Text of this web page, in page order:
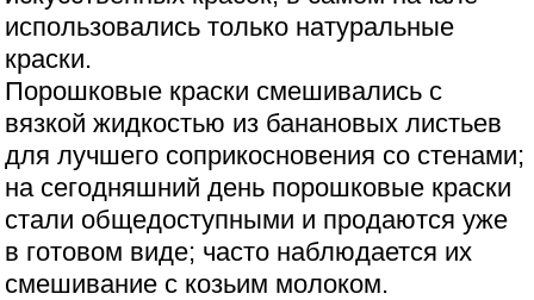
использовались только натуральные
краски.
Порошковые краски смешивались с
вязкой жидкостью из банановых листьев
для лучшего соприкосновения со стенами;
на сегодняшний день порошковые краски
стали общедоступными и продаются уже
в готовом виде; часто наблюдается их
смешивание с козьим молоком.